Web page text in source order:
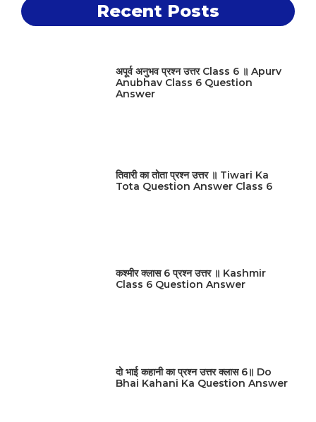
Recent Posts
अपूर्व अनुभव प्रश्न उत्तर Class 6 ॥ Apurv
Anubhav Class 6 Question
Answer
तिवारी का तोता प्रश्न उत्तर ॥ Tiwari Ka
Tota Question Answer Class 6
कश्मीर क्लास 6 प्रश्न उत्तर ॥ Kashmir
Class 6 Question Answer
दो भाई कहानी का प्रश्न उत्तर क्लास 6॥ Do
Bhai Kahani Ka Question Answer